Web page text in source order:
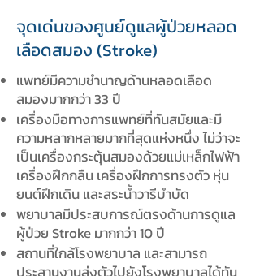
จุดเด่นของศูนย์ดูแลผู้ป่วยหลอด
เลือดสมอง (Stroke)
แพทย์มีความชำนาญด้านหลอดเลือด
สมองมากกว่า 33 ปี
เครื่องมือทางการแพทย์ที่ทันสมัยและมี
ความหลากหลายมากที่สุดแห่งหนึ่ง ไม่ว่าจะ
เป็นเครื่องกระตุ้นสมองด้วยแม่เหล็กไฟฟ้า
เครื่องฝึกกลืน เครื่องฝึกการทรงตัว หุ่น
ยนต์ฝึกเดิน และสระน้ำวารีบำบัด
พยาบาลมีประสบการณ์ตรงด้านการดูแล
ผู้ป่วย Stroke มากกว่า 10 ปี
สถานที่ใกล้โรงพยาบาล และสามารถ